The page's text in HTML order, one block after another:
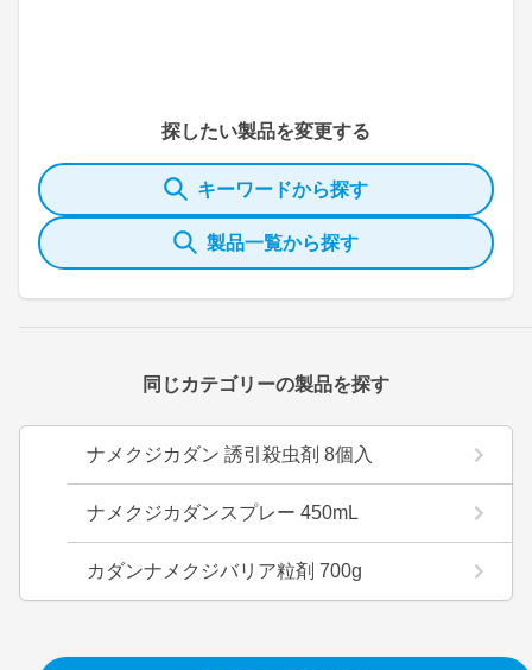
探したい製品を変更する
キーワードから探す
製品一覧から探す
同じカテゴリーの製品を探す
ナメクジカダン 誘引殺虫剤 8個入
ナメクジカダンスプレー 450mL
カダンナメクジバリア粒剤 700g